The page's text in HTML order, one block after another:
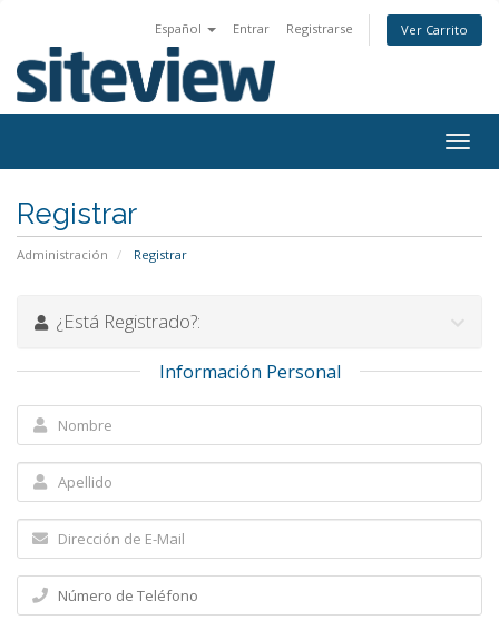
Español Entrar Registrarse Ver Carrito
Registrar
Administración Registrar
¿Está Registrado?:
Información Personal